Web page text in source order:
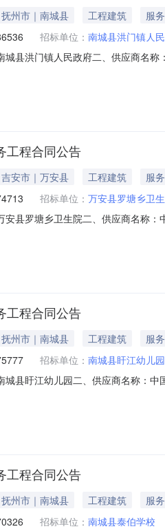
州市｜南城县 工程建筑
服务
招标单位： 南城县洪门镇人
城县洪门镇人民政府二、供应商名
它事项：无八、联系方式1、采购人
工程合同公告
安市｜万安县 工程建筑
服务
招标单位： 万安县罗塘乡卫
安县罗塘乡卫生院二、供应商名称
、其它事项：无八、联系方式1、采
工程合同公告
州市｜南城县 工程建筑
服务
招标单位： 南城县盱江幼儿园
城县盱江幼儿园二、供应商名称：
它事项：无八、联系方式1、采购人
工程合同公告
州市｜南城县 工程建筑
服务
招标单位： 南城县泰伯学校